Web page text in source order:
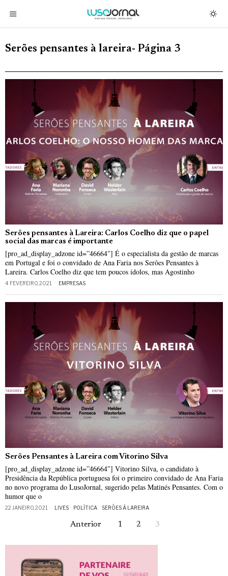
Serões pensantes à lareira- Página 3
Serões pensantes à Lareira: Carlos Coelho diz que o papel
social das marcas é importante
[pro_ad_display_adzone id=”46664″] É o especialista da gestão de marcas
em Portugal e foi o convidado de Ana Faria nos Serões Pensantes à
Lareira. Carlos Coelho diz que tem poucos ídolos, mas Agostinho
4 FEVEREIRO, 2021 EMPRESAS
Serões Pensantes à Lareira com Vitorino Silva
[pro_ad_display_adzone id=”46664″] Vitorino Silva, o candidato à
Presidência da República portuguesa foi o primeiro convidado de Ana Faria
no novo programa do LusoJornal, sugerido pelas Matinés Pensantes. Com o
humor que o
22 JANEIRO, 2021 LIVES · POLÍTICA · SERÕES À LAREIRA
Anterior 1 2 3